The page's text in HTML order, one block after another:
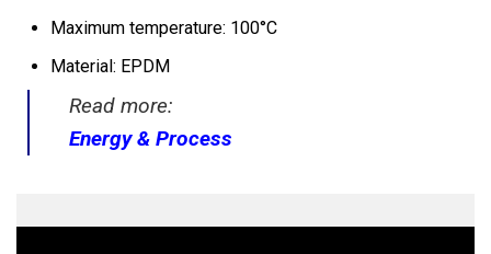
Maximum temperature: 100°C
Material: EPDM
Read more:
Energy & Process